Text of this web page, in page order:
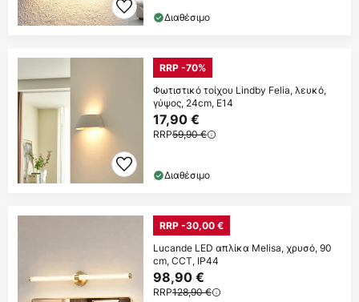
Διαθέσιμο
RRP -70%
Φωτιστικό τοίχου Lindby Felia, λευκό,
γύψος, 24cm, E14
17,90 €
RRP59,90 €
Διαθέσιμο
RRP -30,00 €
Lucande LED απλίκα Melisa, χρυσό, 90
cm, CCT, IP44
98,90 €
RRP128,90 €